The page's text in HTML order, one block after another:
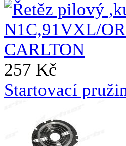
257 Kč
Startovací